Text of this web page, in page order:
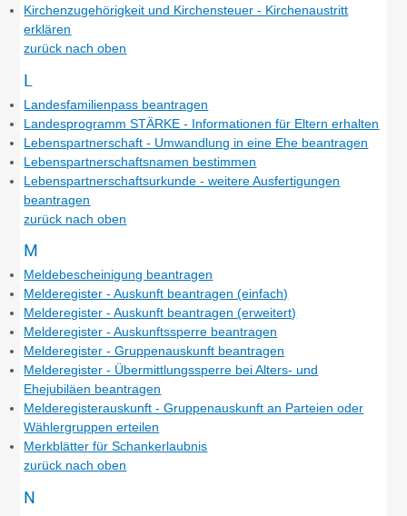
Kirchenzugehörigkeit und Kirchensteuer - Kirchenaustritt
erklären
zurück nach oben
L
Landesfamilienpass beantragen
Landesprogramm STÄRKE - Informationen für Eltern erhalten
Lebenspartnerschaft - Umwandlung in eine Ehe beantragen
Lebenspartnerschaftsnamen bestimmen
Lebenspartnerschaftsurkunde - weitere Ausfertigungen
beantragen
zurück nach oben
M
Meldebescheinigung beantragen
Melderegister - Auskunft beantragen (einfach)
Melderegister - Auskunft beantragen (erweitert)
Melderegister - Auskunftssperre beantragen
Melderegister - Gruppenauskunft beantragen
Melderegister - Übermittlungssperre bei Alters- und
Ehejubiläen beantragen
Melderegisterauskunft - Gruppenauskunft an Parteien oder
Wählergruppen erteilen
Merkblätter für Schankerlaubnis
zurück nach oben
N